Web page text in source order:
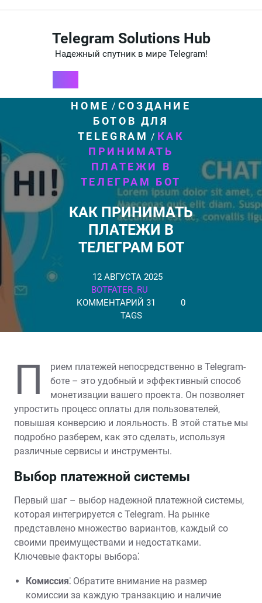
содержимомуTelegram Solutions Hub
Надежный спутник в мире Telegram!
HOME / СОЗДАНИЕ
БОТОВ ДЛЯ
TELEGRAM / КАК
ПРИНИМАТЬ
ПЛАТЕЖИ В
ТЕЛЕГРАМ БОТ
КАК ПРИНИМАТЬ
ПЛАТЕЖИ В
ТЕЛЕГРАМ БОТ
12 АВГУСТА 2025
BOTFATER_RU
КОММЕНТАРИЙ 31
0
TAGS
П
рием платежей непосредственно в Telegram-
боте – это удобный и эффективный способ
монетизации вашего проекта. Он позволяет
упростить процесс оплаты для пользователей‚
повышая конверсию и лояльность. В этой статье мы
подробно разберем‚ как это сделать‚ используя
различные сервисы и инструменты.
Выбор платежной системы
Первый шаг – выбор надежной платежной системы‚
которая интегрируется с Telegram. На рынке
представлено множество вариантов‚ каждый со
своими преимуществами и недостатками.
Ключевые факторы выбора⁚
Комиссия⁚ Обратите внимание на размер
комиссии за каждую транзакцию и наличие